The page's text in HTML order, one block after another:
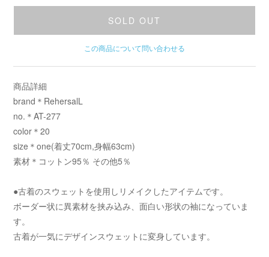
SOLD OUT
この商品について問い合わせる
商品詳細
brand＊RehersalL
no.＊AT-277
color＊20
size＊one(着丈70cm,身幅63cm)
素材＊コットン95％ その他5％
●古着のスウェットを使用しリメイクしたアイテムです。
ボーダー状に異素材を挟み込み、面白い形状の袖になっていま
す。
古着が一気にデザインスウェットに変身しています。